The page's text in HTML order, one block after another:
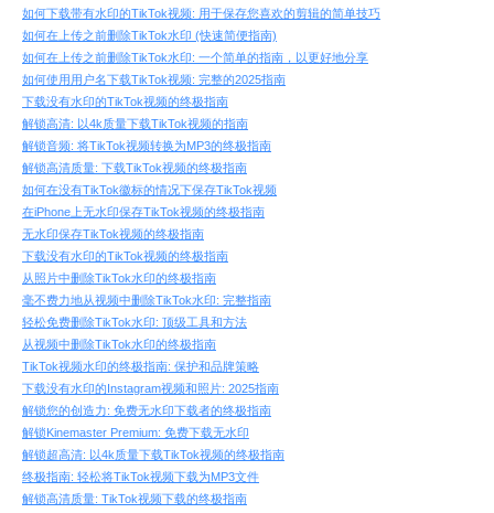
如何下载带有水印的TikTok视频: 用于保存您喜欢的剪辑的简单技巧
如何在上传之前删除TikTok水印 (快速简便指南)
如何在上传之前删除TikTok水印: 一个简单的指南，以更好地分享
如何使用用户名下载TikTok视频: 完整的2025指南
下载没有水印的TikTok视频的终极指南
解锁高清: 以4k质量下载TikTok视频的指南
解锁音频: 将TikTok视频转换为MP3的终极指南
解锁高清质量: 下载TikTok视频的终极指南
如何在没有TikTok徽标的情况下保存TikTok视频
在iPhone上无水印保存TikTok视频的终极指南
无水印保存TikTok视频的终极指南
下载没有水印的TikTok视频的终极指南
从照片中删除TikTok水印的终极指南
毫不费力地从视频中删除TikTok水印: 完整指南
轻松免费删除TikTok水印: 顶级工具和方法
从视频中删除TikTok水印的终极指南
TikTok视频水印的终极指南: 保护和品牌策略
下载没有水印的Instagram视频和照片: 2025指南
解锁您的创造力: 免费无水印下载者的终极指南
解锁Kinemaster Premium: 免费下载无水印
解锁超高清: 以4k质量下载TikTok视频的终极指南
终极指南: 轻松将TikTok视频下载为MP3文件
解锁高清质量: TikTok视频下载的终极指南